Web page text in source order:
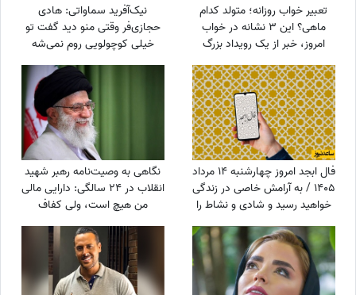
تعبیر خواب روزانه؛ متولد کدام
ماهی؟ این 3 نشانه در خواب
امروز، خبر از یک رویداد بزرگ
می‌دهند! / پنج‌شنبه 15 مرداد
1405
نیک‌آفرید سماواتی: هادی
حجازی‌فر وقتی منو دید گفت تو
خیلی کوچولویی روم نمی‌شه
عاشقت بشم !
فال ابجد امروز چهارشنبه 14 مرداد
1405 / به آرامش خاصی در زندگی
خواهید رسید و شادی و نشاط را
در آینده به دست می‌آورید
نگاهی به وصیت‌نامه رهبر شهید
انقلاب در 24 سالگی: دارایی مالی
من هیچ است، ولی کفاف
قرض‌های مرا می‌دهد؛ بیشترین
بدهی رهبر شهید به چه کسی
بود؟